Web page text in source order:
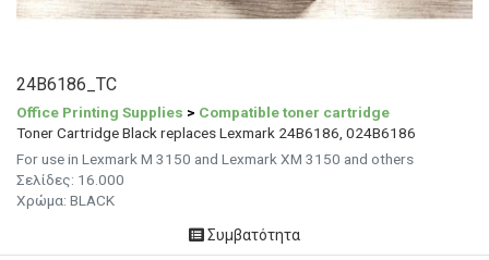
24B6186_TC
Office Printing Supplies > Compatible toner cartridge
Toner Cartridge Black replaces Lexmark 24B6186, 024B6186
For use in Lexmark M 3150 and Lexmark XM 3150 and others
Σελίδες: 16.000
Χρώμα: BLACK
Συμβατότητα